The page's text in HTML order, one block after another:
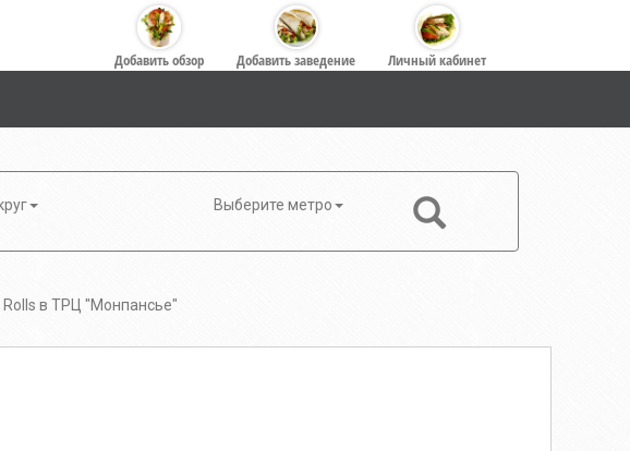
Добавить обзор Добавить заведение Личный кабинет
Выберите метро
Rolls в ТРЦ "Монпансье"